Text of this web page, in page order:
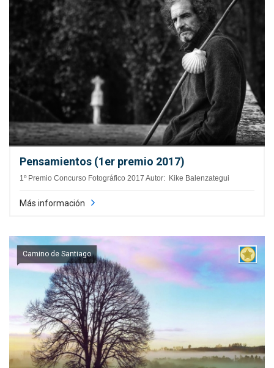
Pensamientos (1er premio 2017)
1º Premio Concurso Fotográfico 2017 Autor: Kike Balenzategui
Más información
Camino de Santiago